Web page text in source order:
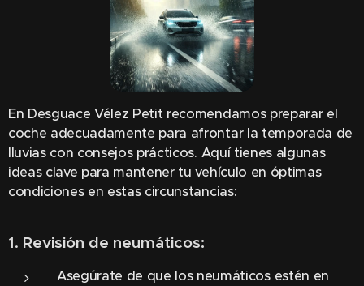
En Desguace Vélez Petit recomendamos preparar el
coche adecuadamente para afrontar la temporada de
lluvias con consejos prácticos. Aquí tienes algunas
ideas clave para mantener tu vehículo en óptimas
condiciones en estas circunstancias:
1. Revisión de neumáticos:
Asegúrate de que los neumáticos estén en